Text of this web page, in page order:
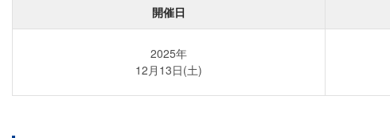
開催日
2025年
12月13日(土)